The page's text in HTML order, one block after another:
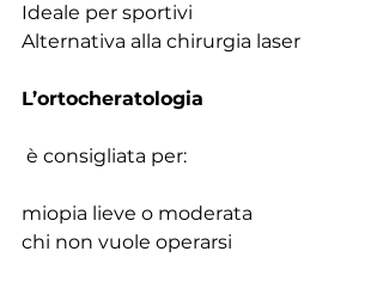
Ideale per sportivi
Alternativa alla chirurgia laser
L’ortocheratologia
è consigliata per:
miopia lieve o moderata
chi non vuole operarsi